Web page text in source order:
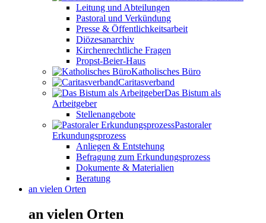
Leitung und Abteilungen
Pastoral und Verkündung
Presse & Öffentlichkeitsarbeit
Diözesanarchiv
Kirchenrechtliche Fragen
Propst-Beier-Haus
Katholisches Büro
Caritasverband
Das Bistum als
Arbeitgeber
Stellenangebote
Pastoraler
Erkundungsprozess
Anliegen & Entstehung
Befragung zum Erkundungsprozess
Dokumente & Materialien
Beratung
an vielen Orten
an vielen Orten